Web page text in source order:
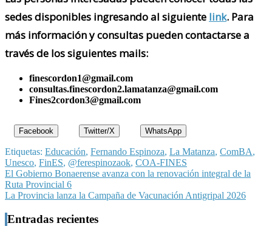
sedes disponibles ingresando al siguiente link. Para
más información y consultas pueden contactarse a
través de los siguientes mails:
finescordon1@gmail.com
consultas.finescordon2.lamatanza@gmail.com
Fines2cordon3@gmail.com
Facebook Twitter/X WhatsApp
Etiquetas: Educación, Fernando Espinoza, La Matanza, ComBA,
Unesco, FinES, @ferespinozaok, COA-FINES
Navegación
de
entradas
El Gobierno Bonaerense avanza con la renovación integral de la
Ruta Provincial 6
La Provincia lanza la Campaña de Vacunación Antigripal 2026
Entradas recientes